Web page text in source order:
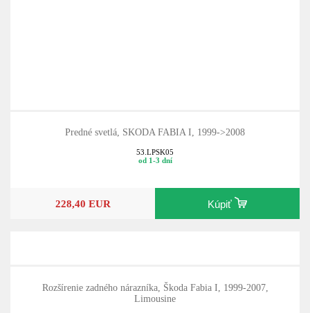
Predné svetlá, SKODA FABIA I, 1999->2008
53.LPSK05
od 1-3 dní
228,40 EUR Kúpiť
Rozšírenie zadného nárazníka, Škoda Fabia I, 1999-2007,
Limousine